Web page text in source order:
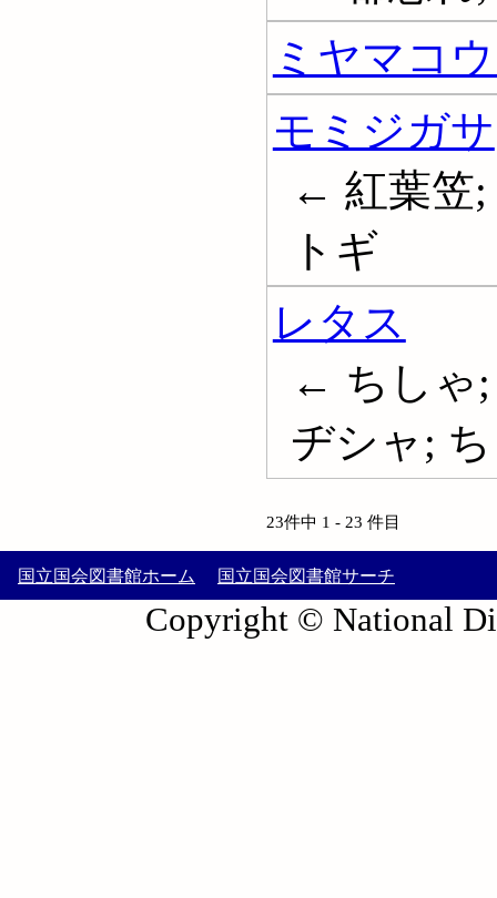
ミヤマコ
モミジガサ
← 紅葉笠;
トギ
レタス
← ちしゃ;
ヂシャ;
23件中 1 - 23 件目
国立国会図書館ホーム 国立国会図書館サーチ
Copyright © National